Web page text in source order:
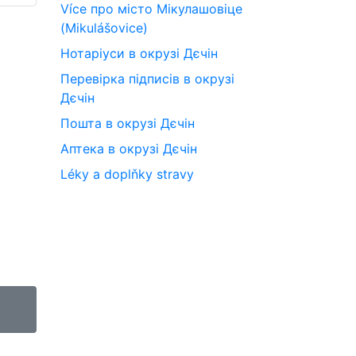
Více про місто Мікулашовіце
(Mikulášovice)
Нотаріуси в окрузі Дєчін
Перевірка підписів в окрузі
Дєчін
Пошта в окрузі Дєчін
Аптека в окрузі Дєчін
Léky a doplňky stravy